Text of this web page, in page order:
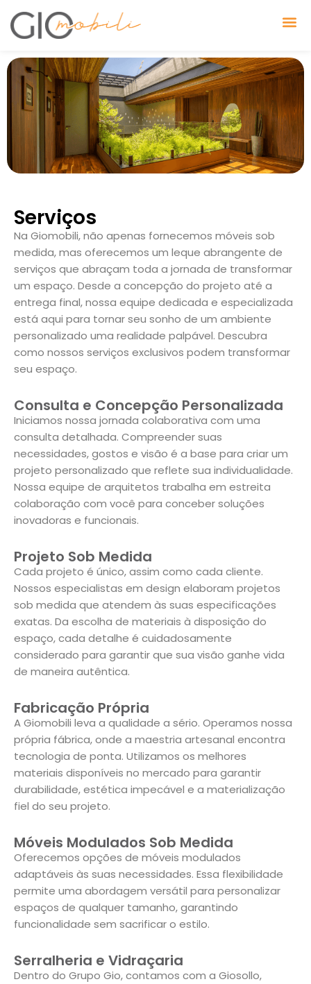
Skip
content
Serviços
Na Giomobili, não apenas fornecemos móveis sob
medida, mas oferecemos um leque abrangente de
serviços que abraçam toda a jornada de transformar
um espaço. Desde a concepção do projeto até a
entrega final, nossa equipe dedicada e especializada
está aqui para tornar seu sonho de um ambiente
personalizado uma realidade palpável. Descubra
como nossos serviços exclusivos podem transformar
seu espaço.
Consulta e Concepção Personalizada
Iniciamos nossa jornada colaborativa com uma
consulta detalhada. Compreender suas
necessidades, gostos e visão é a base para criar um
projeto personalizado que reflete sua individualidade.
Nossa equipe de arquitetos trabalha em estreita
colaboração com você para conceber soluções
inovadoras e funcionais.
Projeto Sob Medida
Cada projeto é único, assim como cada cliente.
Nossos especialistas em design elaboram projetos
sob medida que atendem às suas especificações
exatas. Da escolha de materiais à disposição do
espaço, cada detalhe é cuidadosamente
considerado para garantir que sua visão ganhe vida
de maneira autêntica.
Fabricação Própria
A Giomobili leva a qualidade a sério. Operamos nossa
própria fábrica, onde a maestria artesanal encontra
tecnologia de ponta. Utilizamos os melhores
materiais disponíveis no mercado para garantir
durabilidade, estética impecável e a materialização
fiel do seu projeto.
Móveis Modulados Sob Medida
Oferecemos opções de móveis modulados
adaptáveis às suas necessidades. Essa flexibilidade
permite uma abordagem versátil para personalizar
espaços de qualquer tamanho, garantindo
funcionalidade sem sacrificar o estilo.
Serralheria e Vidraçaria
Dentro do Grupo Gio, contamos com a Giosollo,